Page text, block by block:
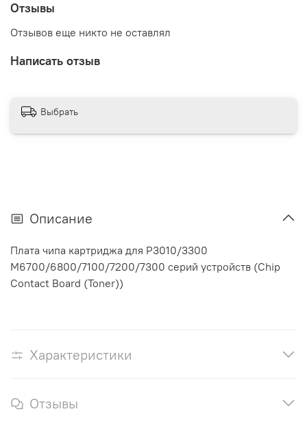
Отзывы
Отзывов еще никто не оставлял
Написать отзыв
Выбрать
Описание
Плата чипа картриджа для P3010/3300
M6700/6800/7100/7200/7300 серий устройств (Chip
Contact Board (Toner))
Характеристики
Отзывы